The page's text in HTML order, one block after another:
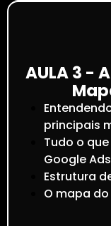
AULA 3 -
principais
Tudo o
Google Ads
Estrutura
O mapa